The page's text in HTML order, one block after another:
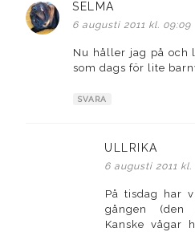
SELMA
6 augusti 2011 kl. 09:09
Nu håller jag på och
som dags för lite
SVARA
ULLRIKA
6 augusti 2011 kl.
På tisdag har
gången (den
Kanske vågar